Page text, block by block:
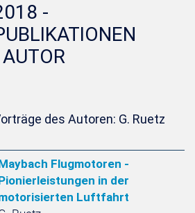
-
des Autoren: G. Ruetz
Flugmotoren -
in der
Luftfahrt